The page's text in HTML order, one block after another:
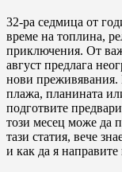
32-ра седмица от
време на топлина,
приключения. От
август предлага
нови преживявания.
плажа, планината
подготвите
този месец може да
тази статия, вече
и как да я направите